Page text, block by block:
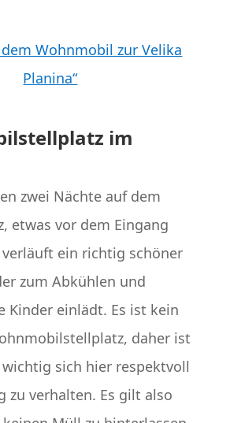
Wohnmobil zur Velika
Planina“
im
zwei Nächte auf dem
etwas vor dem Eingang
verläuft ein richtig schöner
zum Abkühlen und
Kinder einlädt. Es ist kein
daher ist
sich hier respektvoll
zu verhalten. Es gilt also